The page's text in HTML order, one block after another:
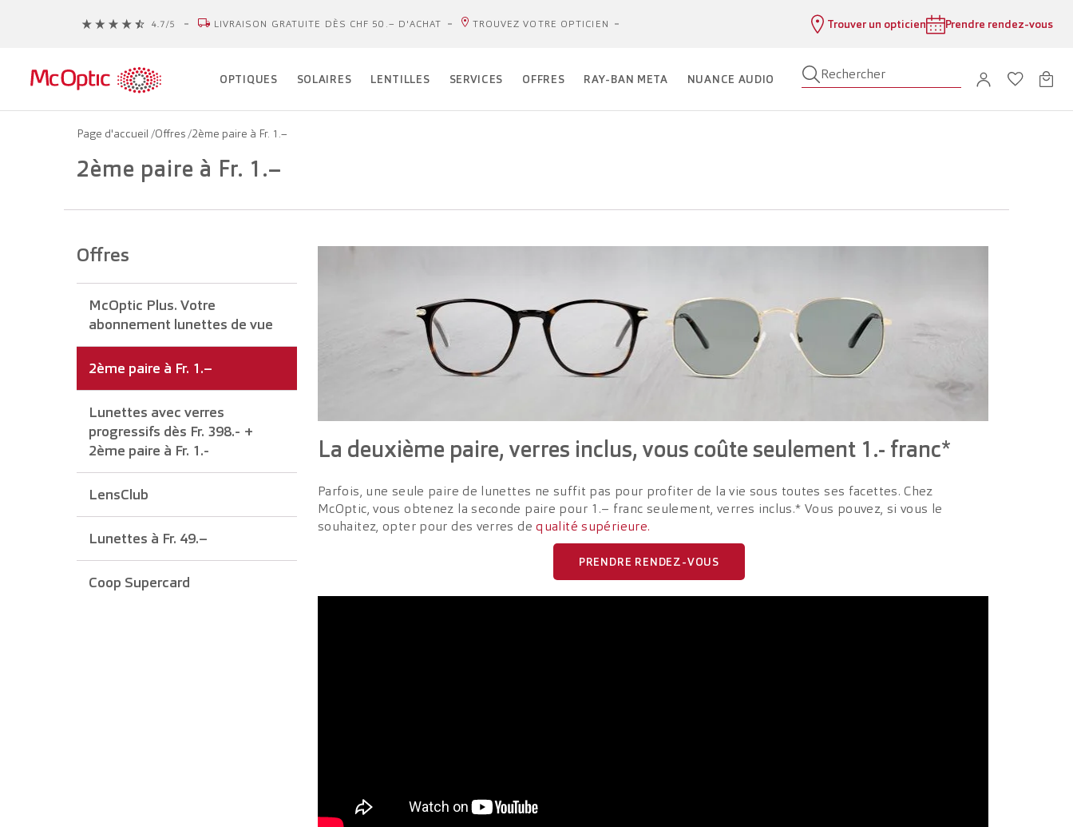
LIVRAISON GRATUITE DÈS CHF 50.– D'ACHAT TROUVEZ VOTRE OPTICIEN Trouver un opticien Prendre rendez-vous
OPTIQUES SOLAIRES LENTILLES SERVICES OFFRES RAY-BAN META NUANCE AUDIO Rechercher
Page d'accueil /Offres/2ème paire à Fr. 1.–
2ème paire à Fr. 1.–
Offres
McOptic Plus. Votre
abonnement lunettes de vue
2ème paire à Fr. 1.–
Lunettes avec verres
progressifs dès Fr. 398.- +
2ème paire à Fr. 1.-
LensClub
Lunettes à Fr. 49.–
Coop Supercard
La deuxième paire, verres inclus, vous coûte seulement 1.- franc*
Parfois, une seule paire de lunettes ne suffit pas pour profiter de la vie sous toutes ses facettes. Chez
McOptic, vous obtenez la seconde paire pour 1.– franc seulement, verres inclus.* Vous pouvez, si vous le
souhaitez, opter pour des verres dequalité supérieure.
PRENDRE RENDEZ-VOUS